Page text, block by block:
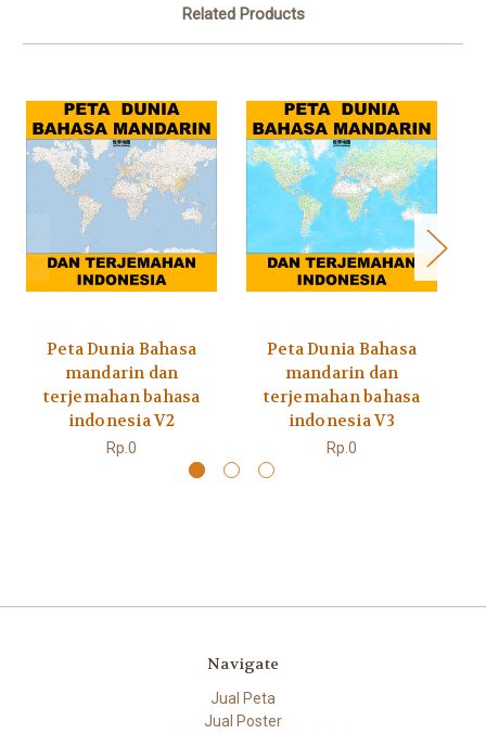
Related Products
Peta Dunia Bahasa
mandarin dan
terjemahan bahasa
indonesia V2
Rp.0
Peta Dunia Bahasa
mandarin dan
terjemahan bahasa
indonesia V3
Rp.0
Navigate
Jual Peta
Jual Poster